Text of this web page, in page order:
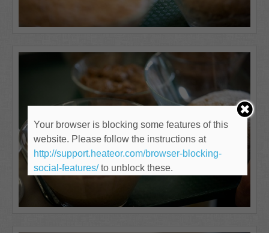
Your browser is blocking some features of this
website. Please follow the instructions at
http://support.heateor.com/browser-blocking-
social-features/to unblock these.